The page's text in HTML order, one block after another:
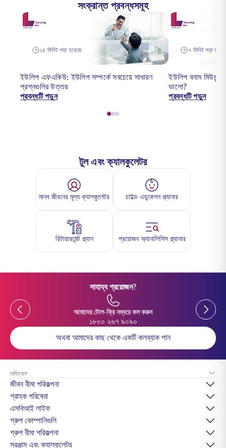
সংক্রান্ত প্রবন্ধসমূহ
১৪ মিনিট পড়া হয়েছে
ইউলিপ এফএকিউ: ইউলিপ সম্পর্কে সবচেয়ে সাধারণ
প্রশ্নগুলির উত্তর
প্রবন্ধটি পড়ুন
৭ মিনিট পড়া
ইউলিপ বনাম
ভালো?
প্রবন্ধটি পড়ুন
টুল এবং ক্যালকুলেটর
মানব জীবনের মূল্য ক্যালকুলেটর চাইল্ড এডুকেশন প্ল্যানার
রিটায়ারমেন্ট প্ল্যান প্রয়োজন অ্যানালিসিস প্ল্যানার
সাহায্য প্রয়োজন?
Previous
আমাদের টোল-ফ্রি নম্বরে কল করুন
১৮০০ ২৬৭ ৯০৯০
Previous
অথবা আমাদের কাছ থেকে একটি কলব্যাক পান
দাবিত্যাগ
জীবন বীমা পরিকল্পনা
গ্রাহক পরিষেবা
এসবিআই লাইফ
গ্রুপ কোম্পানিগুলি
গ্রুপ বীমা পরিকল্পনা
সরঞ্জাম এবং ক্যালকুলেটর